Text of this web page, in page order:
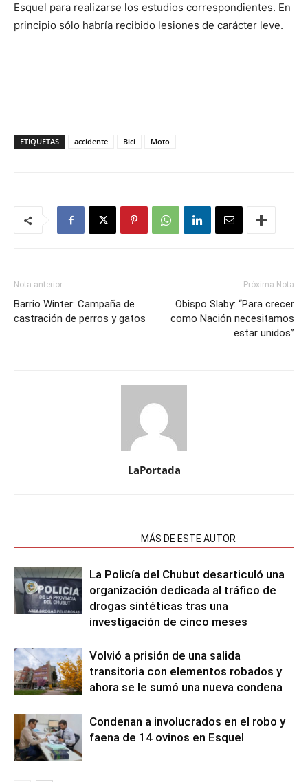
Esquel para realizarse los estudios correspondientes. En
principio sólo habría recibido lesiones de carácter leve.
ETIQUETAS accidente Bici Moto
Nota anterior
Barrio Winter: Campaña de
castración de perros y gatos
Próxima Nota
Obispo Slaby: “Para crecer
como Nación necesitamos
estar unidos”
LaPortada
MÁS DE ESTE AUTOR
La Policía del Chubut desarticuló una
organización dedicada al tráfico de
drogas sintéticas tras una
investigación de cinco meses
Volvió a prisión de una salida
transitoria con elementos robados y
ahora se le sumó una nueva condena
Condenan a involucrados en el robo y
faena de 14 ovinos en Esquel